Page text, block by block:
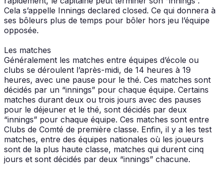
Cela s’appelle Innings declared closed. Ce qui donnera à
ses bôleurs plus de temps pour bôler hors jeu l’équipe
opposée.
Les matches
Généralement les matches entre équipes d’école ou
clubs se déroulent l’après-midi, de 14 heures à 19
heures, avec une pause pour le thé. Ces matches sont
décidés par un “innings” pour chaque équipe. Certains
matches durant deux ou trois jours avec des pauses
pour le déjeuner et le thé, sont décidés par deux
“innings” pour chaque équipe. Ces matches sont entre
Clubs de Comté de première classe. Enfin, il y a les test
matches, entre des équipes nationales où les joueurs
sont de la plus haute classe, matches qui durent cinq
jours et sont décidés par deux “innings” chacune.